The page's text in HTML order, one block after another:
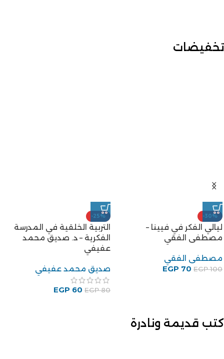
تخفيضات
-30%
ليالي الفكر في فيينا –
مصطفى الفقي
مصطفى الفقي
EGP100
EGP 70
-25%
التربية الخلقية في المدرسة
الفكرية – د. صديق محمد
عفيفي
صديق محمد عفيفي
EGP80
EGP 60
كتب قديمة ونادرة